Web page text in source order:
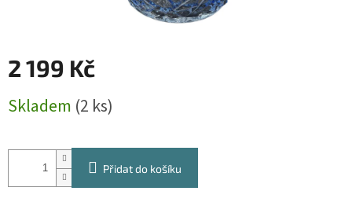
2 199 Kč
cena:
Skladem (2 ks)
Přidat do košíku